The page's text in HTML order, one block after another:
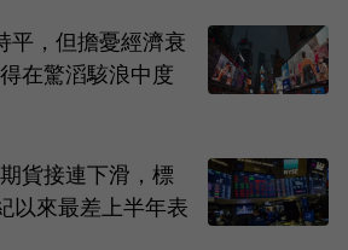
平，但擔憂經濟衰
在驚滔駭浪中度
貨接連下滑，標
以來最差上半年表